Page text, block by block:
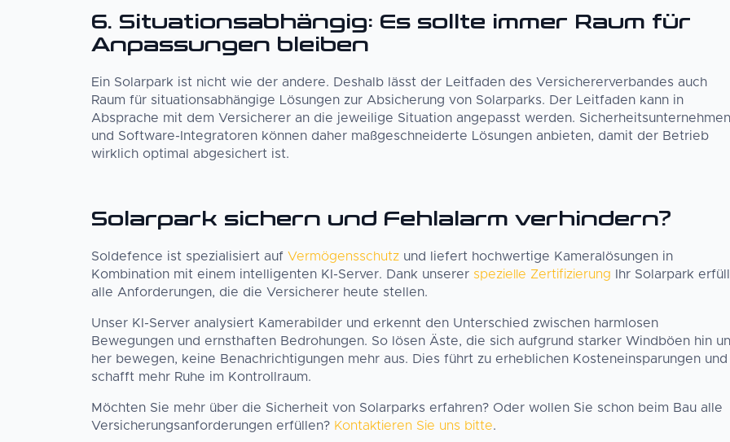
6. Situationsabhängig: Es sollte immer Raum für
Anpassungen bleiben
Ein Solarpark ist nicht wie der andere. Deshalb lässt der Leitfaden des Versichererverbandes auch
Raum für situationsabhängige Lösungen zur Absicherung von Solarparks. Der Leitfaden kann in
Absprache mit dem Versicherer an die jeweilige Situation angepasst werden. Sicherheitsunternehmen
und Software-Integratoren können daher maßgeschneiderte Lösungen anbieten, damit der Betrieb
wirklich optimal abgesichert ist.
Solarpark sichern und Fehlalarm verhindern?
Soldefence ist spezialisiert auf Vermögensschutz und liefert hochwertige Kameralösungen in
Kombination mit einem intelligenten KI-Server. Dank unserer spezielle Zertifizierung Ihr Solarpark
alle Anforderungen, die die Versicherer heute stellen.
Unser KI-Server analysiert Kamerabilder und erkennt den Unterschied zwischen harmlosen
Bewegungen und ernsthaften Bedrohungen. So lösen Äste, die sich aufgrund starker Windböen hin
her bewegen, keine Benachrichtigungen mehr aus. Dies führt zu erheblichen Kosteneinsparungen und
schafft mehr Ruhe im Kontrollraum.
Möchten Sie mehr über die Sicherheit von Solarparks erfahren? Oder wollen Sie schon beim Bau alle
Versicherungsanforderungen erfüllen? Kontaktieren Sie uns bitte.